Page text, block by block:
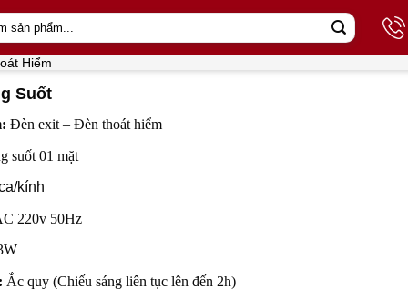
Hiểm
Suốt
Đèn exit – Đèn thoát hiểm
suốt 01 mặt
kính
220v 50Hz
Ắc quy (Chiếu sáng liên tục lên đến 2h)